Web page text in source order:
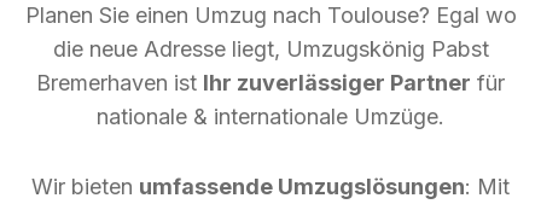
Planen Sie einen Umzug nach Toulouse? Egal wo
die neue Adresse liegt, Umzugskönig Pabst
Bremerhaven ist Ihr zuverlässiger Partner für
nationale & internationale Umzüge.
Wir bieten umfassende Umzugslösungen: Mit